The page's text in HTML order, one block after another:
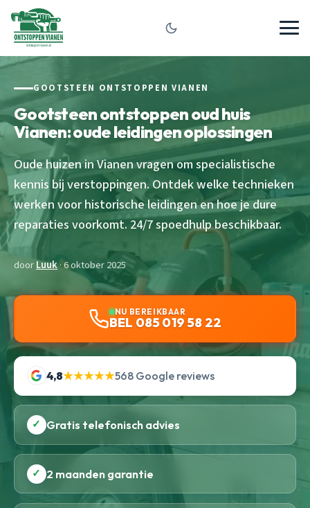
GOOTSTEEN ONTSTOPPEN VIANEN
Gootsteen ontstoppen oud huis
Vianen: oude leidingen oplossingen
Oude huizen in Vianen vragen om specialistische
kennis bij verstoppingen. Ontdek welke technieken
werken voor historische leidingen en hoe je dure
reparaties voorkomt. 24/7 spoedhulp beschikbaar.
doorLuuk· 6 oktober 2025
NU BEREIKBAAR
BEL 085 019 58 22
4,8★★★★★568 Google reviews
✓ Gratis telefonisch advies
✓ 2 maanden garantie